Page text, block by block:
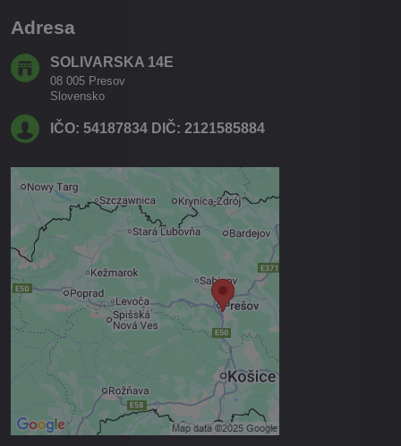
Adresa
SOLIVARSKA 14E
08 005 Presov
Slovensko
IČO: 54187834 DIČ: 2121585884
Externý obsah je blokovaný
Voľbami súkromia
Prajete si načítať externý obsah?
Povoliť tentokrát
Povoliť a zapamätať - súhlas s
druhom cookie: Funkčné
Otvoriť obsah v novom okne